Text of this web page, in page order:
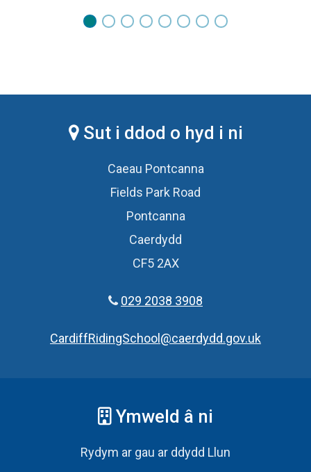
Sut i ddod o hyd i ni
Caeau Pontcanna
Fields Park Road
Pontcanna
Caerdydd
CF5 2AX
029 2038 3908
CardiffRidingSchool@caerdydd.gov.uk
Ymweld â ni
Rydym ar gau ar ddydd Llun